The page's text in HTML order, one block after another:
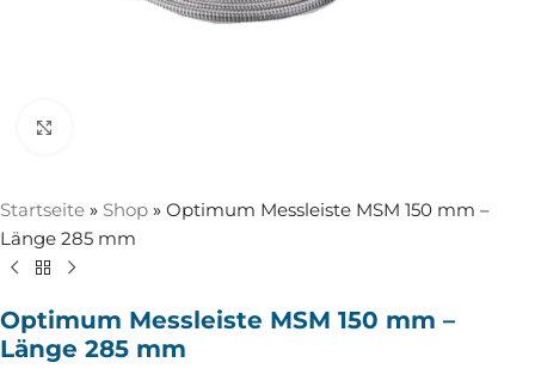
Startseite » Shop » Optimum Messleiste MSM 150 mm –
Länge 285 mm
Optimum Messleiste MSM 150 mm –
Länge 285 mm